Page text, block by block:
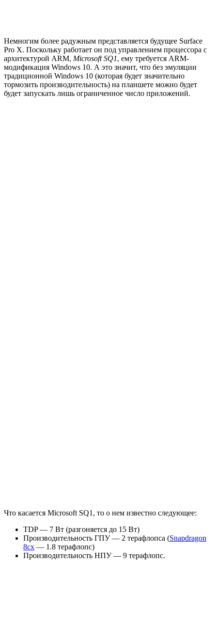
Немногим более радужным представляется будущее Surface
Pro X. Поскольку работает он под управлением процессора с
архитектурой ARM, Microsoft SQ1, ему требуется ARM-
модификация Windows 10. А это значит, что без эмуляции
традиционной Windows 10 (которая будет значительно
тормозить производительность) на планшете можно будет
будет запускать лишь ограниченное число приложений.
Что касается Microsoft SQ1, то о нем известно следующее:
TDP — 7 Вт (разгоняется до 15 Вт)
Производительность ГПУ — 2 терафлопса (Snapdragon
8cx — 1.8 терафлопс)
Производительность НПУ — 9 терафлопс.